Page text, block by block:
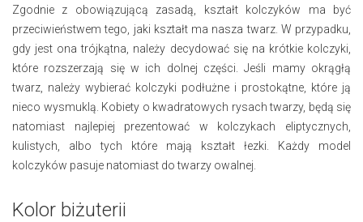
Zgodnie z obowiązującą zasadą, kształt kolczyków ma być
przeciwieństwem tego, jaki kształt ma nasza twarz. W przypadku,
gdy jest ona trójkątna, należy decydować się na krótkie kolczyki,
które rozszerzają się w ich dolnej części. Jeśli mamy okrągłą
twarz, należy wybierać kolczyki podłużne i prostokątne, które ją
nieco wysmuklą. Kobiety o kwadratowych rysach twarzy, będą się
natomiast najlepiej prezentować w kolczykach eliptycznych,
kulistych, albo tych które mają kształt łezki. Każdy model
kolczyków pasuje natomiast do twarzy owalnej.
Kolor biżuterii